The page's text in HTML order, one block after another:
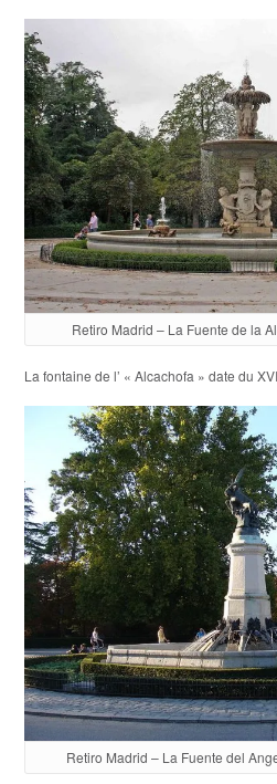
Retiro Madrid – La Fuente de la
La fontaine de l’ « Alcachofa » date du
Retiro Madrid – La Fuente del